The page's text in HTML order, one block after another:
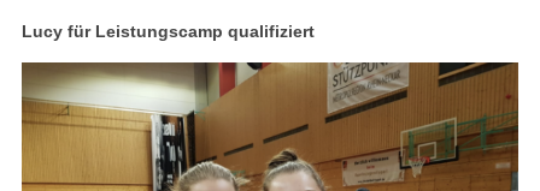
Lucy für Leistungscamp qualifiziert